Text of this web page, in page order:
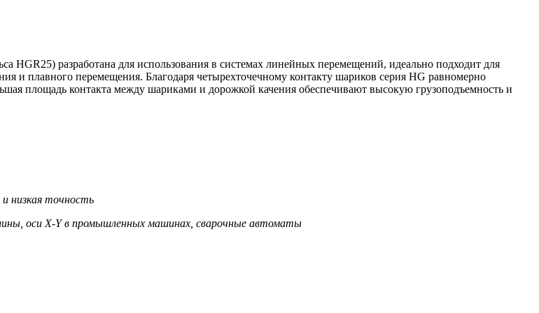
HGR25) разработана для использования в системах линейных перемещений, идеально подходит для
плавного перемещения. Благодаря четырехточечному контакту шариков серия HG равномерно
площадь контакта между шариками и дорожкой качения обеспечивают высокую грузоподъемность и
и низкая точность
оси X-Y в промышленных машинах, сварочные автоматы